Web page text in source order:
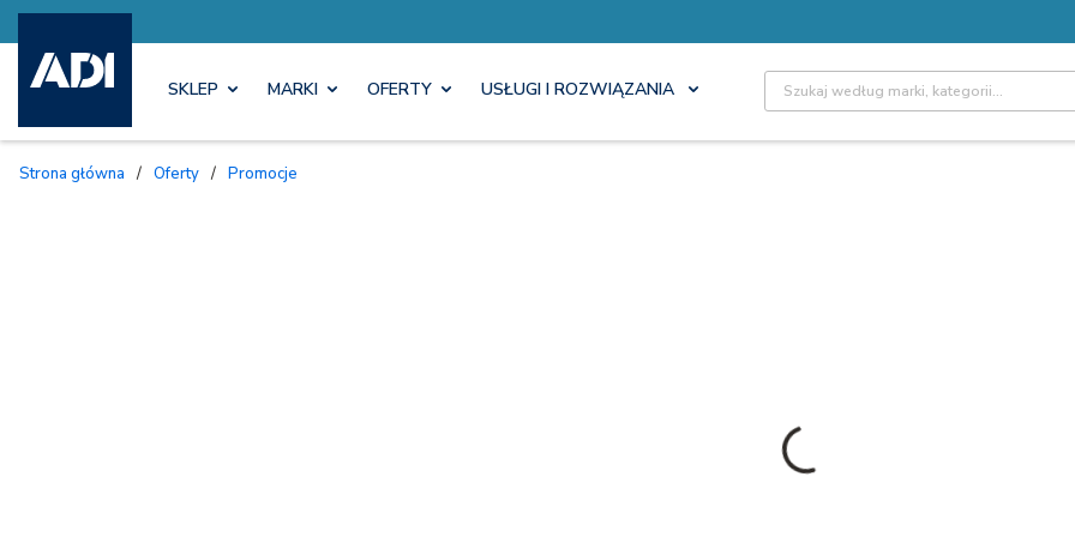
SKLEP MARKI OFERTY USŁUGI I ROZWIĄZANIA Site Search
Strona główna / Oferty / Promocje